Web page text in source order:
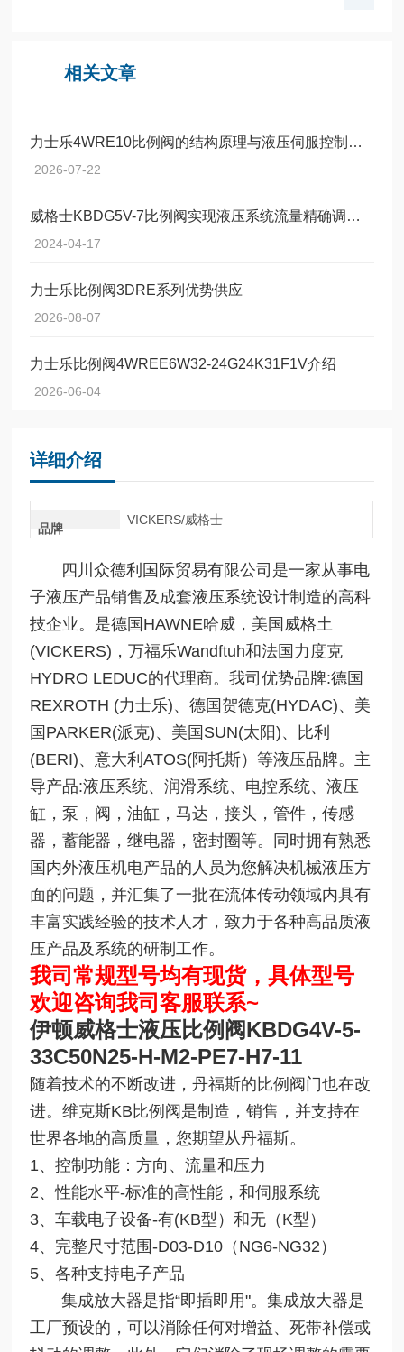
相关文章
力士乐4WRE10比例阀的结构原理与液压伺服控制技术
2026-07-22
威格士KBDG5V-7比例阀实现液压系统流量精确调节的设备
2024-04-17
力士乐比例阀3DRE系列优势供应
2026-08-07
力士乐比例阀4WREE6W32-24G24K31F1V介绍
2026-06-04
详细介绍
品牌
VICKERS/威格士
四川众德利国际贸易有限公司是一家从事电
子液压产品销售及成套液压系统设计制造的高科
技企业。是德国HAWNE哈威，美国威格土
(VICKERS)，万福乐Wandftuh和法国力度克
HYDRO LEDUC的代理商。我司优势品牌:德国
REXROTH (力士乐)、德国贺德克(HYDAC)、美
国PARKER(派克)、美国SUN(太阳)、比利
(BERI)、意大利ATOS(阿托斯）等液压品牌。主
导产品:液压系统、润滑系统、电控系统、液压
缸，泵，阀，油缸，马达，接头，管件，传感
器，蓄能器，继电器，密封圈等。同时拥有熟悉
国内外液压机电产品的人员为您解决机械液压方
面的问题，并汇集了一批在流体传动领域内具有
丰富实践经验的技术人才，致力于各种高品质液
压产品及系统的研制工作。
我司常规型号均有现货，具体型号
欢迎咨询我司客服联系~
伊顿威格士液压比例阀KBDG4V-5-
33C50N25-H-M2-PE7-H7-11
随着技术的不断改进，丹福斯的比例阀门也在改
进。维克斯KB比例阀是制造，销售，并支持在
世界各地的高质量，您期望从丹福斯。
1、控制功能：方向、流量和压力
2、性能水平-标准的高性能，和伺服系统
3、车载电子设备-有(KB型）和无（K型）
4、完整尺寸范围-D03-D10（NG6-NG32）
5、各种支持电子产品
集成放大器是指“即插即用"。集成放大器是
工厂预设的，可以消除任何对增益、死带补偿或